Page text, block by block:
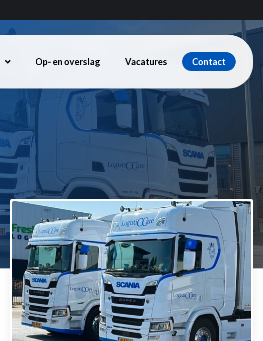
Op- en overslag Vacatures Contact